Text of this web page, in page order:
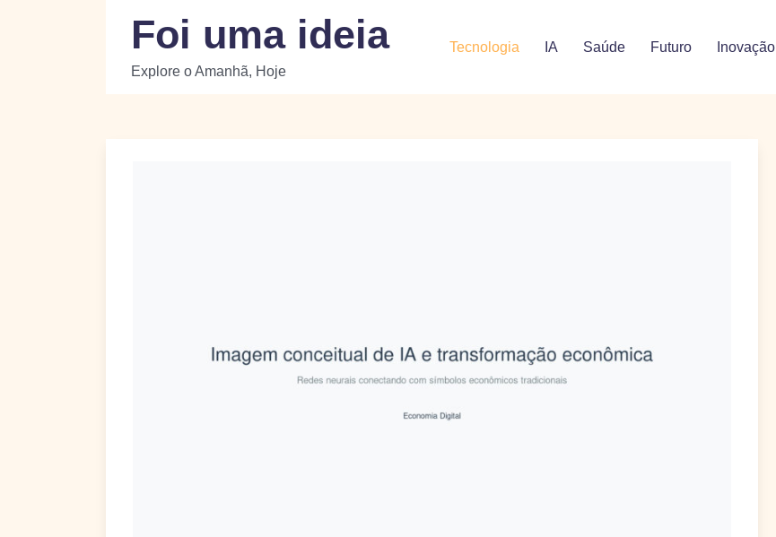
Foi uma ideia
Explore o Amanhã, Hoje
Tecnologia IA Saúde Futuro Inovação